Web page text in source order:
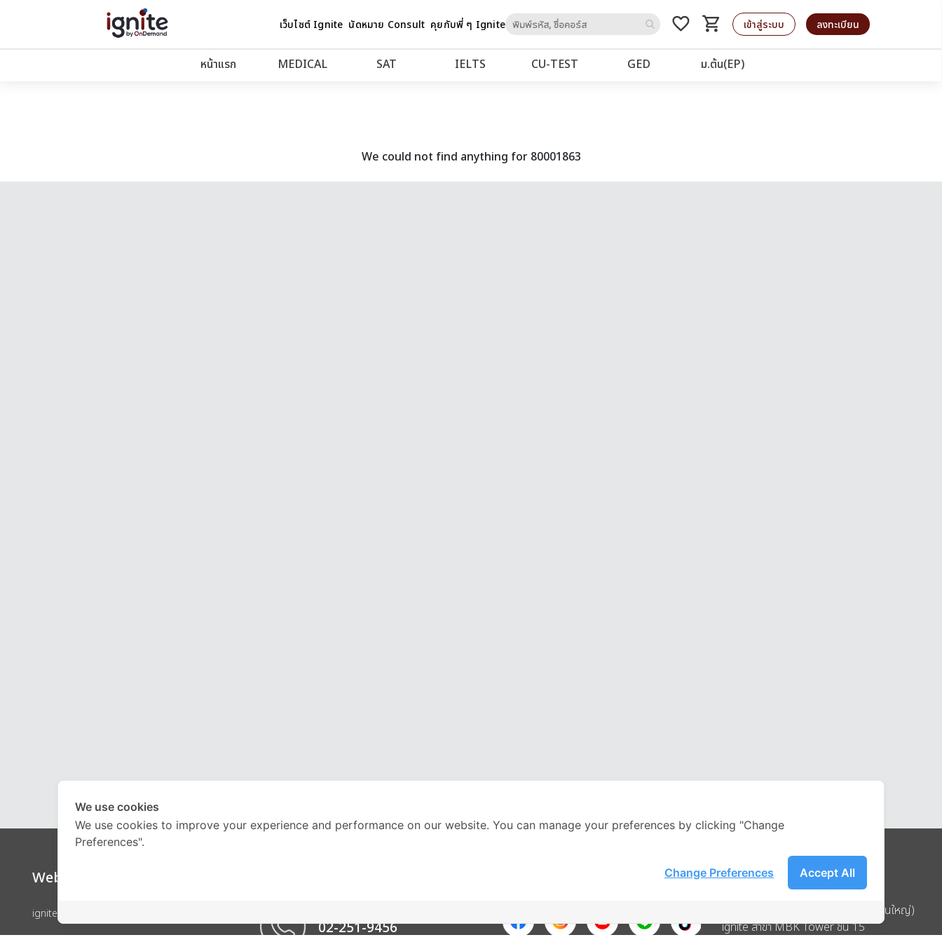
เว็บไซต์ Ignite นัดหมาย Consult คุยกับพี่ ๆ Igniteto
favorite_border shopping_cart
รถเข็น เข้าสู่ระบบ ลงทะเบียน
หน้าแรก MEDICAL SAT IELTS CU‑TEST GED ม.ต้น(EP)
We could not find anything for 80001863
Website
ignite by OnDemand
02-251-9456
Address
บริษัท อิกไนท์ เอ สตาร์ จำกัด (สำนักงานใหญ่)
ignite สาขา MBK Tower ชั้น 15
We use cookies
We use cookies to improve your experience and performance on our website. You can manage your preferences by clicking "Change
Preferences".
Accept All
Change Preferences